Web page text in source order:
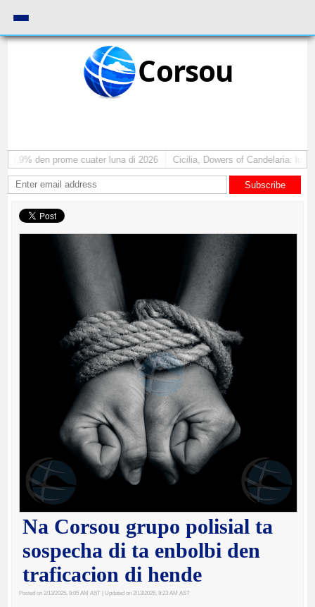
Corsou
8,9% den prome cuater luna di 2026 Cicilia, Dowers of Candelaria:
Subscribe
Na Corsou grupo polisial ta
sospecha di ta enbolbi den
traficacion di hende
Posted on 2/13/2025, 9:05 AM AST | Updated on 2/13/2025, 9:23 AM AST